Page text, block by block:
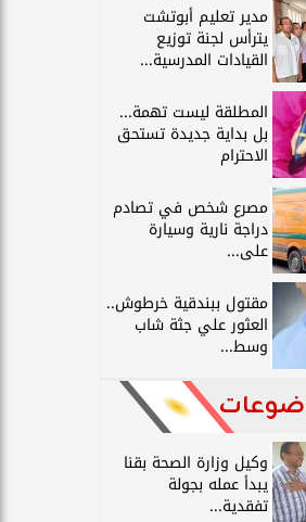
مدير تعليم أبوتشت
يترأس لجنة توزيع
القيادات المدرسية...
المطلقة ليست تهمة...
بل بداية جديدة تستحق
الاحترام
مصرع شخص في تصادم
دراجة نارية وسيارة
على...
مقتول ببندقية خرطوش..
العثور علي جثة شاب
وسط...
وكيل وزارة الصحة بقنا
يبدأ عمله بجولة
تفقدية...